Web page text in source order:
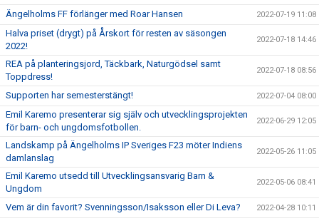
Ängelholms FF förlänger med Roar Hansen 2022-07-19 11:08
Halva priset (drygt) på Årskort för resten av säsongen
2022!
2022-07-18 14:46
REA på planteringsjord, Täckbark, Naturgödsel samt
Toppdress!
2022-07-18 08:56
Supporten har semesterstängt! 2022-07-04 08:00
Emil Karemo presenterar sig själv och utvecklingsprojekten
för barn- och ungdomsfotbollen.
2022-06-29 12:05
Landskamp på Ängelholms IP Sveriges F23 möter Indiens
damlanslag
2022-05-26 11:05
Emil Karemo utsedd till Utvecklingsansvarig Barn &
Ungdom
2022-05-06 08:41
Vem är din favorit? Svenningsson/Isaksson eller Di Leva? 2022-04-28 10:11